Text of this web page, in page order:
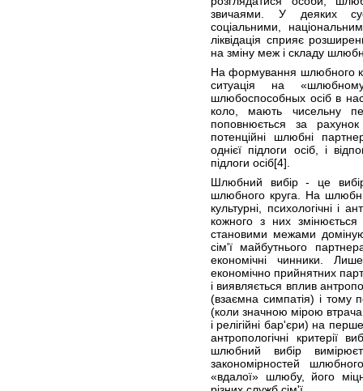
звичаями. У деяких
соціальними,
ліквідація сприяє
на зміну меж і складу
На формування шлюбного
ситуація на
шлюбоспособных осіб в
коло, мають чисельну
поповнюється за
потенційні шлюбні
однієї підлоги осіб, і
підлоги осіб[4]
Шлюбний вибір - це
шлюбного круга. На
культурні, психологічні і
кожного з них змінюється
становими межами
сім'ї майбутнього
економічні чинники.
економічно прийнятних
і виявляється вплив
(взаємна симпатія) і тому
(коли значною мірою
і релігійні бар'єри) на
антропологічні критерії
шлюбний вибір
закономірностей
«вдалої» шлюбу, його